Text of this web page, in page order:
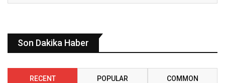
Son Dakika Haber
RECENT POPULAR COMMON